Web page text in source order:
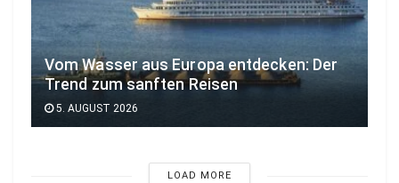
Vom Wasser aus Europa entdecken: Der
Trend zum sanften Reisen
5. AUGUST 2026
LOAD MORE